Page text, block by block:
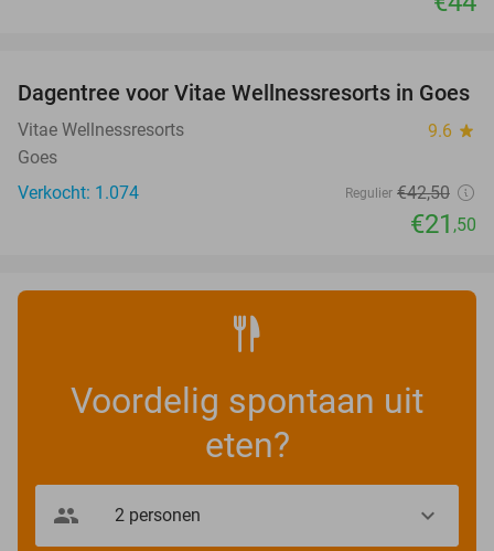
49%
Dagentree voor Vitae Wellnessresorts in Goes
Vitae Wellnessresorts 9.6 star
Goes
Verkocht: 1.074
Regulier €42,50
€21 ,50
Voordelig spontaan uit
eten?